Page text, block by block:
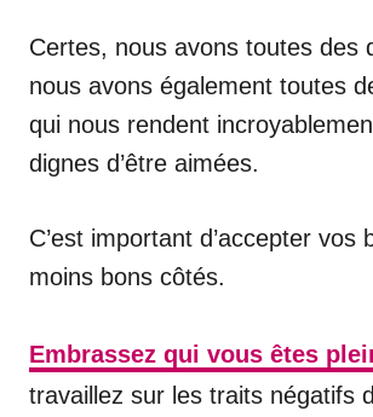
Certes, nous avons toutes des
nous avons également toutes
qui nous rendent
dignes d’être aimées.
C’est important d’accepter vos
moins bons côtés.
Embrassez qui vous êtes
travaillez sur les traits négatifs